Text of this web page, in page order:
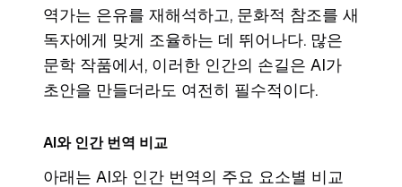
역가는 은유를 재해석하고, 문화적 참조를 새
독자에게 맞게 조율하는 데 뛰어나다. 많은
문학 작품에서, 이러한 인간의 손길은 AI가
초안을 만들더라도 여전히 필수적이다.
AI와 인간 번역 비교
아래는 AI와 인간 번역의 주요 요소별 비교